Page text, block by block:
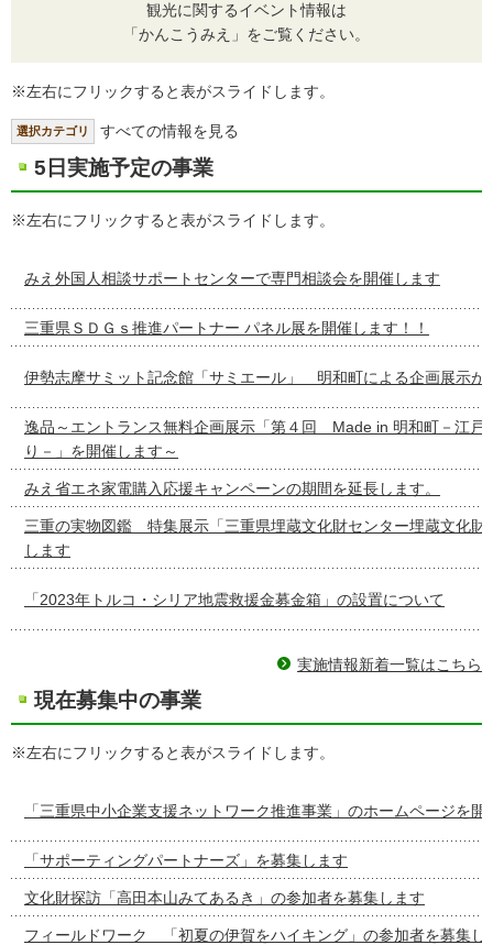
観光に関するイベント情報は
「かんこうみえ」をご覧ください。
※左右にフリックすると表がスライドします。
選択カテゴリ すべての情報を見る
5日実施予定の事業
※左右にフリックすると表がスライドします。
みえ外国人相談サポートセンターで専門相談会を開催します
三重県ＳＤＧｓ推進パートナー パネル展を開催します！！
伊勢志摩サミット記念館「サミエール」 明和町による企画展示が
逸品～エントランス無料企画展示「第４回 Made in 明和町－江戸
り－」を開催します～
みえ省エネ家電購入応援キャンペーンの期間を延長します。
三重の実物図鑑 特集展示「三重県埋蔵文化財センター埋蔵文化財
します
「2023年トルコ・シリア地震救援金募金箱」の設置について
実施情報新着一覧はこちら
現在募集中の事業
※左右にフリックすると表がスライドします。
「三重県中小企業支援ネットワーク推進事業」のホームページを開
「サポーティングパートナーズ」を募集します
文化財探訪「高田本山みてあるき」の参加者を募集します
フィールドワーク 「初夏の伊賀をハイキング」の参加者を募集し